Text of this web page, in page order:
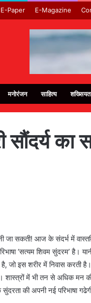
E-Paper E-Magazine
मनोरंजन साहित्य शख्सियत
का
जा सकती! आज के संदर्भ में
‘सत्यम शिवम सुंदरम’ है।
जो इस शरीर में निवास करती
शास्त्रों में भी तन से अधिक मन
की अपनी नई परिभाषा